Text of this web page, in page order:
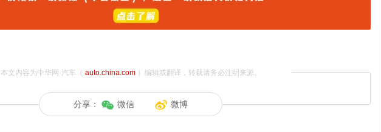
本文内容为中华网·汽车（ auto.china.com）编辑或翻译，转载请务必注明来源。
分享： 微信 微博